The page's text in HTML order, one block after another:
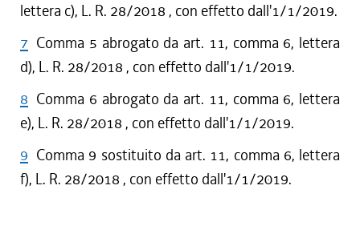
lettera c), L. R. 28/2018 , con effetto dall'1/1/2019.
7 Comma 5 abrogato da art. 11, comma 6, lettera
d), L. R. 28/2018 , con effetto dall'1/1/2019.
8 Comma 6 abrogato da art. 11, comma 6, lettera
e), L. R. 28/2018 , con effetto dall'1/1/2019.
9 Comma 9 sostituito da art. 11, comma 6, lettera
f), L. R. 28/2018 , con effetto dall'1/1/2019.